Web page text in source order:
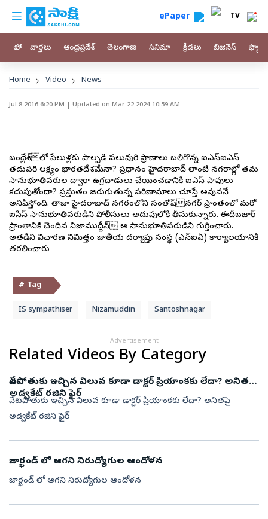
Skip to main content
custom menu ePaper TV
హోం వార్తలు ఆంధ్రప్రదేశ్ తెలంగాణ సినిమా క్రీడలు బిజినెస్
Breadcrumb
Home Video News
Jul 8 2016 6:20 PM | Updated on Mar 22 2024 10:59 AM
బంగ్లాదేశ్లో పేలుళ్లకు పాల్పడి పలువురి ప్రాణాలు బలిగొన్న ఐఎస్ఐఎస్
తదుపరి లక్ష్యం భారతదేశమేనా? ప్రధానంగా హైదరాబాద్ లాంటి నగరాల్లో తమ
సానుభూతిపరుల ద్వారా ఉగ్రదాడులు చేయించడానికి ఐఎస్ పావులు
కదుపుతోందా? ప్రస్తుతం జరుగుతున్న పరిణామాలు చూస్తే అవుననే
అనిపిస్తోంది. తాజాగా హైదరాబాద్ నగరంలోని సంతోష్నగర్ ప్రాంతంలో మరో
ఐసిస్ సానుభూతిపరుడిని పోలీసులు అదుపులోకి తీసుకున్నారు. ఈదీబజార్
ప్రాంతానికి చెందిన నిజాముద్దీన్గా ఆ సానుభూతిపరుడిని గుర్తించారు.
అతడిని విచారణ నిమిత్తం జాతీయ దర్యాప్తు సంస్థ (ఎన్ఐఏ) కార్యాలయానికి
తరలించారు
# Tag
IS sympathiser Nizamuddin Santoshnagar
Advertisement
Related Videos By Category
వేటపోతుకు ఇచ్చిన విలువ కూడా డాక్టర్ ప్రియాంకకు లేదా? అనితపై
అడ్వకేట్ రజిని ఫైర్
వేటపోతుకు ఇచ్చిన విలువ కూడా డాక్టర్ ప్రియాంకకు లేదా? అనితపై
అడ్వకేట్ రజిని ఫైర్
జార్ఖండ్ లో ఆగని నిరుద్యోగుల ఆందోళన
జార్ఖండ్ లో ఆగని నిరుద్యోగుల ఆందోళన